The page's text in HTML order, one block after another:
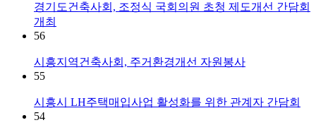
경기도건축사회, 조정식 국회의원 초청 제도개선 간담회
개최
56
시흥지역건축사회, 주거환경개선 자원봉사
55
시흥시 LH주택매입사업 활성화를 위한 관계자 간담회
54